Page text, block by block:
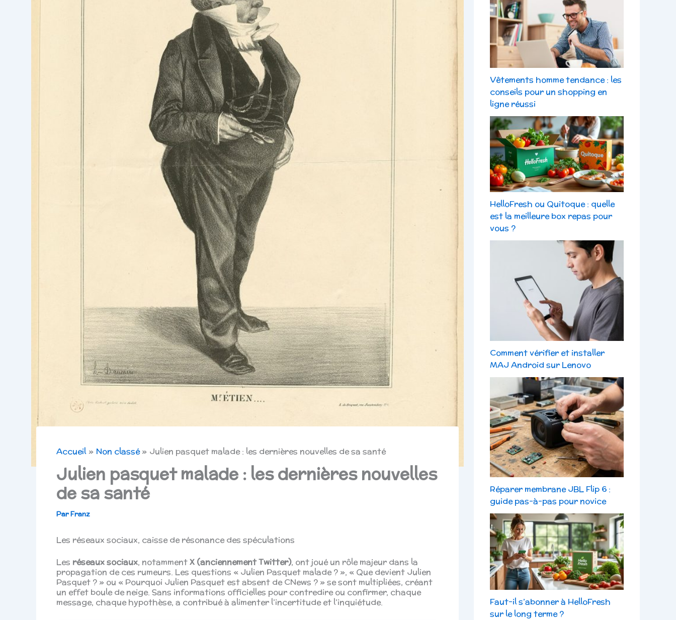
Accueil Non classé Julien pasquet malade : les dernières nouvelles de sa santé
Julien pasquet malade : les dernières nouvelles
de sa santé
ParFranz
Les réseaux sociaux, caisse de résonance des spéculations
Les réseaux sociaux, notammentX (anciennement Twitter), ont joué un rôle majeur dans la
propagation de ces rumeurs. Les questions « Julien Pasquet malade ? », « Que devient Julien
Pasquet ? » ou « Pourquoi Julien Pasquet est absent de CNews ? » se sont multipliées, créant
un effet boule de neige. Sans informations officielles pour contredire ou confirmer, chaque
message, chaque hypothèse, a contribué à alimenter l’incertitude et l’inquiétude.
Vêtements homme tendance : les
conseils pour un shopping en
ligne réussi
HelloFresh ou Quitoque : quelle
est la meilleure box repas pour
vous ?
Comment vérifier et installer
MAJ Android sur Lenovo
Réparer membrane JBL Flip 6 :
guide pas-à-pas pour novice
Faut-il s’abonner à HelloFresh
sur le long terme ?